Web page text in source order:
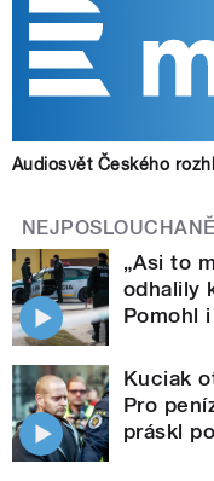
Audiosvět Českého
„Asi to
odhalily
Pomohl
Kuciak
Pro
práskl